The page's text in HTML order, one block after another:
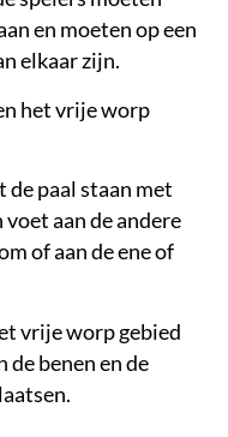
en moeten op een
elkaar zijn.
het vrije worp
de paal staan met
voet aan de andere
of aan de ene of
vrije worp gebied
de benen en de